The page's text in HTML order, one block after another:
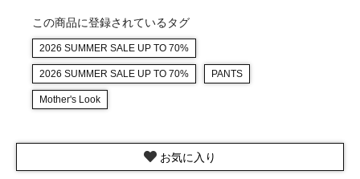
この商品に登録されているタグ
2026 SUMMER SALE UP TO 70%
2026 SUMMER SALE UP TO 70% PANTS
Mother's Look
お気に入り